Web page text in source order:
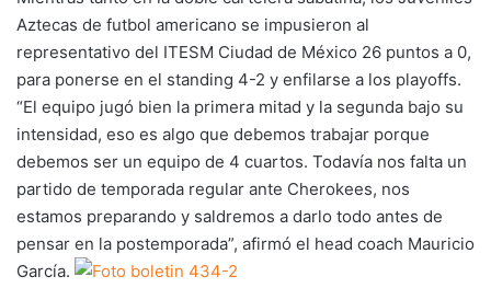
Aztecas de futbol americano se impusieron al
representativo del ITESM Ciudad de México 26 puntos a 0,
para ponerse en el standing 4-2 y enfilarse a los playoffs.
“El equipo jugó bien la primera mitad y la segunda bajo su
intensidad, eso es algo que debemos trabajar porque
debemos ser un equipo de 4 cuartos. Todavía nos falta un
partido de temporada regular ante Cherokees, nos
estamos preparando y saldremos a darlo todo antes de
pensar en la postemporada”, afirmó el head coach Mauricio
García.